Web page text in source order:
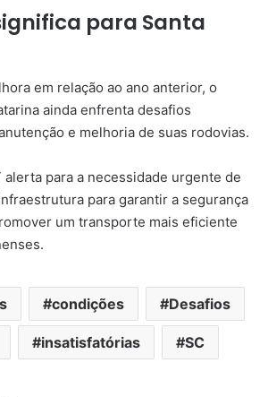
para Santa
em relação ao ano anterior, o
ainda enfrenta desafios
e melhoria de suas rodovias.
alerta para a necessidade urgente de
para garantir a segurança
um transporte mais eficiente
condições Desafios
insatisfatórias SC